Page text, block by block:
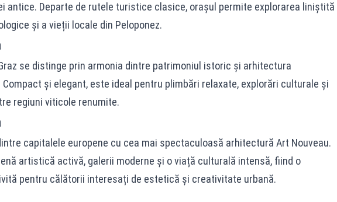
antice. Departe de rutele turistice clasice, orașul permite explorarea liniștită
și a vieții locale din Peloponez.
Graz se distinge prin armonia dintre patrimoniul istoric și arhitectura
și elegant, este ideal pentru plimbări relaxate, explorări culturale și
regiuni viticole renumite.
capitalele europene cu cea mai spectaculoasă arhitectură Art Nouveau.
artistică activă, galerii moderne și o viață culturală intensă, fiind o
pentru călătorii interesați de estetică și creativitate urbană.